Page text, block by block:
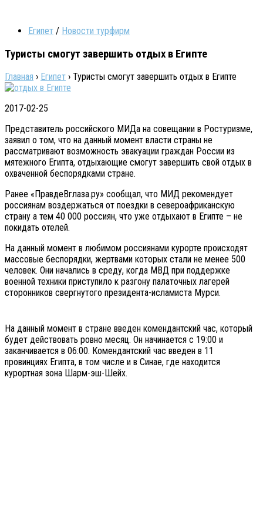
Египет / Новости турфирм
Туристы смогут завершить отдых в Египте
Главная › Египет › Туристы смогут завершить отдых в Египте
2017-02-25
Представитель российского МИДа на совещании в Ростуризме,
заявил о том, что на данный момент власти страны не
рассматривают возможность эвакуации граждан России из
мятежного Египта, отдыхающие смогут завершить свой отдых в
охваченной беспорядками стране.
Ранее «ПравдеВглаза.ру» сообщал, что МИД рекомендует
россиянам воздержаться от поездки в североафриканскую
страну а тем 40 000 россиян, что уже отдыхают в Египте – не
покидать отелей.
На данный момент в любимом россиянами курорте происходят
массовые беспорядки, жертвами которых стали не менее 500
человек. Они начались в среду, когда МВД при поддержке
военной техники приступило к разгону палаточных лагерей
сторонников свергнутого президента-исламиста Мурси.
На данный момент в стране введен комендантский час, который
будет действовать ровно месяц. Он начинается с 19:00 и
заканчивается в 06:00. Комендантский час введен в 11
провинциях Египта, в том числе и в Синае, где находится
курортная зона Шарм-эш-Шейх.